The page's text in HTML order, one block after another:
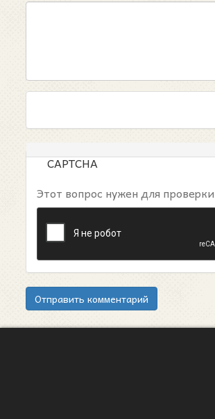
CAPTCHA
Этот вопрос нужен для
Отправить комментарий